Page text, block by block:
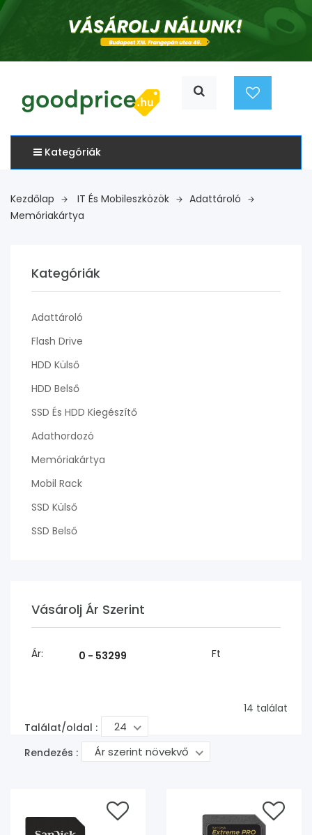
Kategóriák
Kezdőlap IT És Mobileszközök
Adattároló
Memóriakártya
Kategóriák
Adattároló
Flash Drive
HDD Külső
HDD Belső
SSD És HDD Kiegészítő
Adathordozó
Memóriakártya
Mobil Rack
SSD Külső
SSD Belső
Vásárolj Ár Szerint
Ár: Ft
14 találat
Találat/oldal :
24
Rendezés : Ár szerint növekvő